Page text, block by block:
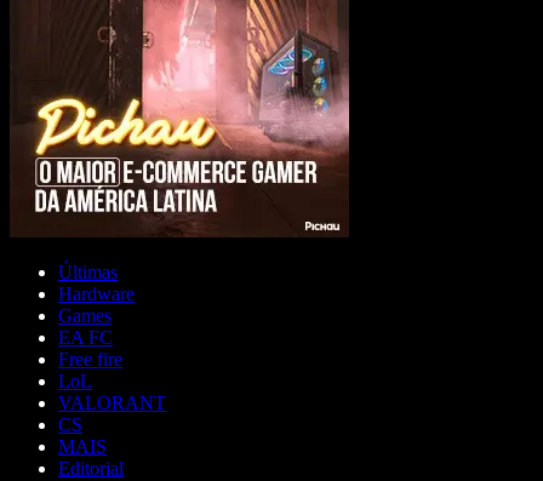
Últimas
Hardware
Games
EA FC
Free fire
LoL
VALORANT
CS
MAIS
Editorial